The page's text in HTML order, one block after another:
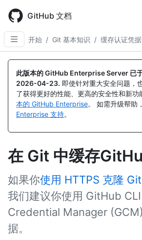
main
content
GitHub 文档
开始 / Git 基本知识 / 缓存认证凭据
此版本的 GitHub Enterprise Server 已
2026-04-23. 即使针对重大安全问题，
了获得更好的性能、更高的安全性和新功
本的 GitHub Enterprise。 如需升级帮助
Enterprise 支持。
在 Git 中缓存
如果你使用 HTTPS 克隆
我们建议你使用 GitHub
Credential Manager
据。